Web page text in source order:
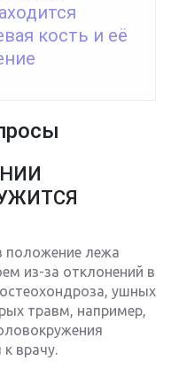
кость и её
положение лежа
из-за отклонений в
ушных
травм, например,
врачу.